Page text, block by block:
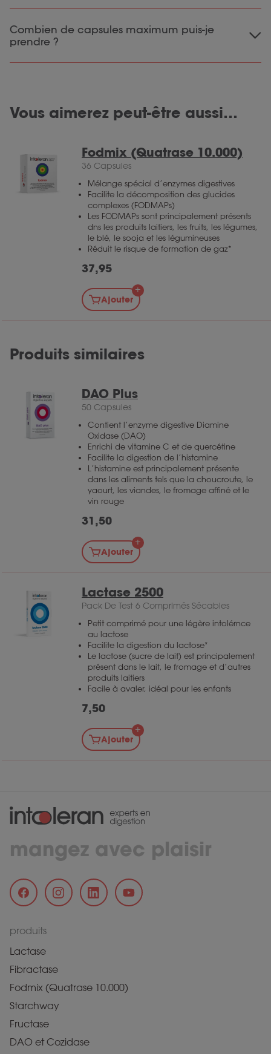
gélules avant un repas. De cette façon, une
quantité suffisante d’enzyme digestive pénètre
dans le corps. Si cette quantité est suffisante,
personne.
Combien de capsules maximum puis-je
prendre ?
au nombre maximal de capsules recommandé
de 15 capsules par jour.
Vous aimerez peut-être aussi…
Fodmix (Quatrase 10.000)
36 Capsules
Mélange spécial d’enzymes digestives
Facilite la décomposition des glucides
complexes (FODMAPs)
Les FODMAPs sont principalement présents
dns les produits laitiers, les fruits, les légumes,
le blé, le sooja et les légumineuses
Réduit le risque de formation de gaz*
37,95
Ajouter
Produits similaires
DAO Plus
50 Capsules
Contient l’enzyme digestive Diamine
Oxidase (DAO)
Enrichi de vitamine C et de quercétine
Facilite la digestion de l’histamine
L’histamine est principalement présente
dans les aliments tels que la choucroute, le
yaourt, les viandes, le fromage affiné et le
vin rouge
31,50
Ajouter
Lactase 2500
Pack De Test 6 Comprimés Sécables
Petit comprimé pour une légère intolérnce
au lactose
Facilite la digestion du lactose*
Le lactose (sucre de lait) est principalement
présent dans le lait, le fromage et d’autres
produits laitiers
Facile à avaler, idéal pour les enfants
7,50
Ajouter
mangez avec plaisir
produits
Lactase
Fibractase
Fodmix (Quatrase 10.000)
Starchway
Fructase
DAO et Cozidase